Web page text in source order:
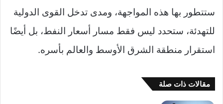
ستتطور بها هذه المواجهة، ومدى تدخل القوى الدولية
للتهدئة، ستحدد ليس فقط مسار أسعار النفط، بل أيضًا
استقرار منطقة الشرق الأوسط والعالم بأسره.
مقالات ذات صلة